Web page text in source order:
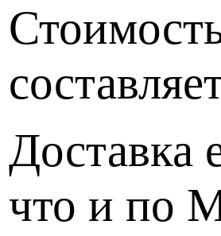
Доставка
что и по